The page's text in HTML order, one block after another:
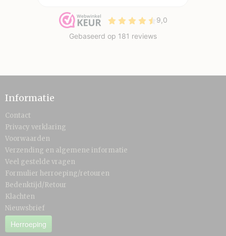
Informatie
Contact
Privacy verklaring
Voorwaarden
Verzending en algemene informatie
Veel gestelde vragen
Formulier herroeping/retouren
Bedenktijd/Retour
Klachten
Nieuwsbrief
Herroeping